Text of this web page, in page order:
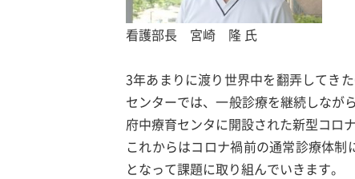
看護部長 宮崎 隆 氏
3年あまりに渡り世界中を翻弄してき
センターでは、一般診療を継続しなが
府中療育センタに開設された新型コロ
これからはコロナ禍前の通常診療体
となって課題に取り組んでいきます。